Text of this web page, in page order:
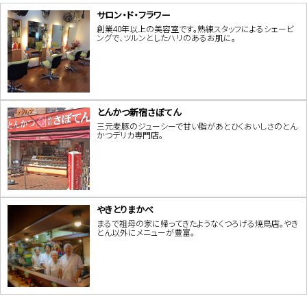
サロン・ド・フラワー
創業40年以上の美容室です。熟練スタッフによるシェービ
ングで、ツルンとしたハリのあるお肌に。
とんかつ新宿さぼてん
三元麦豚のジューシーで甘い脂があとひくおいしさのとん
かつデリカ専門店。
やきとりまかべ
まるで祖母の家に帰ってきたようなくつろげる焼鳥店。やき
とん以外にメニューが豊富。